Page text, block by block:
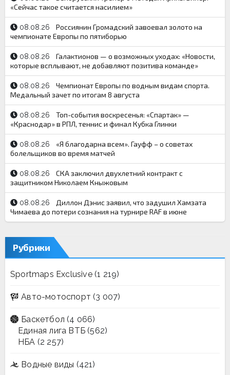
«Сейчас такое считается насилием»
08.08.26
Россиянин Громадский завоевал золото на
чемпионате Европы по пятиборью
08.08.26
Галактионов — о возможных уходах: «Новости,
которые всплывают, не добавляют позитива команде»
08.08.26
Чемпионат Европы по водным видам спорта.
Медальный зачет по итогам 8 августа
08.08.26
Топ-события воскресенья: «Спартак» —
«Краснодар» в РПЛ, теннис и финал Кубка Глинки
08.08.26
«Я благодарна всем». Гауфф – о советах
болельщиков во время матчей
08.08.26
СКА заключил двухлетний контракт с
защитником Николаем Кныжовым
08.08.26
Диллон Дэнис заявил, что задушил Хамзата
Чимаева до потери сознания на турнире RAF в июне
Рубрики
Sportmaps Exclusive(1 219)
Авто-мотоспорт (3 007)
Баскетбол (4 066)
Единая лига ВТБ (562)
НБА (2 257)
Водные виды (421)